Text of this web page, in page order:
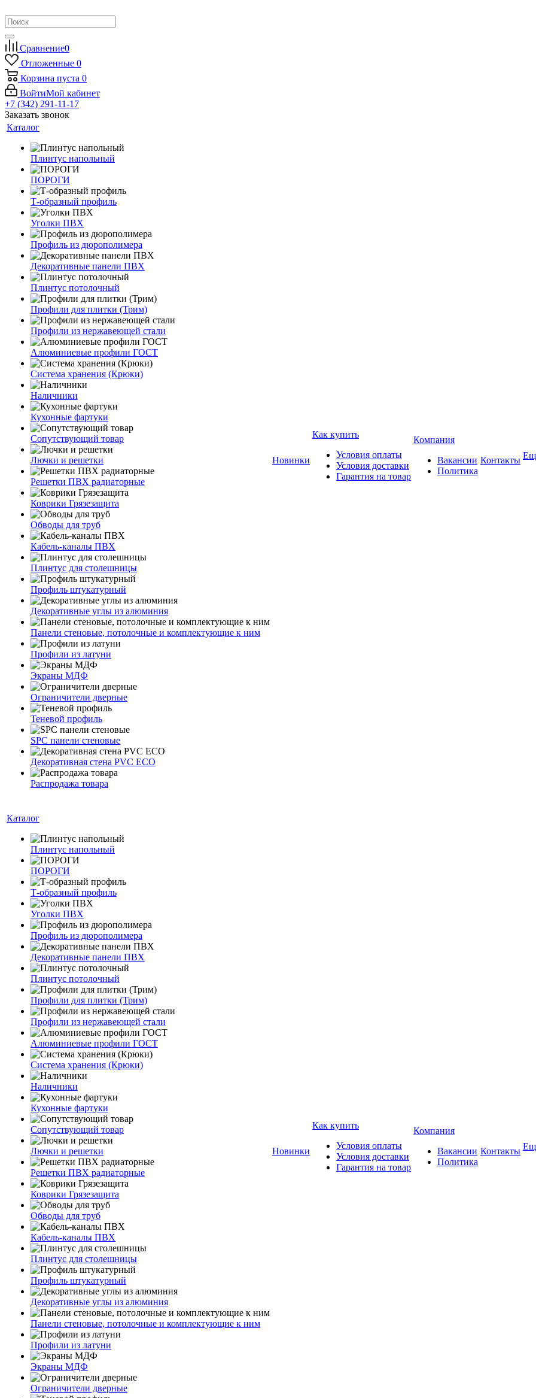
Сравнение0
Отложенные 0
Корзина пуста 0
ВойтиМой кабинет
+7 (342) 291-11-17
Заказать звонок
Каталог
Плинтус напольный
ПОРОГИ
Т-образный профиль
Уголки ПВХ
Профиль из дюрополимера
Декоративные панели ПВХ
Плинтус потолочный
Профили для плитки (Трим)
Профили из нержавеющей стали
Алюминиевые профили ГОСТ
Система хранения (Крюки)
Наличники
Кухонные фартуки
Сопутствующий товар
Лючки и решетки
Решетки ПВХ радиаторные
Коврики Грязезащита
Обводы для труб
Кабель-каналы ПВХ
Плинтус для столешницы
Профиль штукатурный
Декоративные углы из алюминия
Панели стеновые, потолочные и комплектующие к ним
Профили из латуни
Экраны МДФ
Ограничители дверные
Теневой профиль
SPC панели стеновые
Декоративная стена PVC ECO
Распродажа товара
Новинки
Как купить
Условия оплаты
Условия доставки
Гарантия на товар
Компания
Вакансии
Политика
Контакты
Каталог
Плинтус напольный
ПОРОГИ
Т-образный профиль
Уголки ПВХ
Профиль из дюрополимера
Декоративные панели ПВХ
Плинтус потолочный
Профили для плитки (Трим)
Профили из нержавеющей стали
Алюминиевые профили ГОСТ
Система хранения (Крюки)
Наличники
Кухонные фартуки
Сопутствующий товар
Лючки и решетки
Решетки ПВХ радиаторные
Коврики Грязезащита
Обводы для труб
Кабель-каналы ПВХ
Плинтус для столешницы
Профиль штукатурный
Декоративные углы из алюминия
Панели стеновые, потолочные и комплектующие к ним
Профили из латуни
Экраны МДФ
Ограничители дверные
Новинки
Как купить
Условия оплаты
Условия доставки
Гарантия на товар
Компания
Вакансии
Политика
Контакты